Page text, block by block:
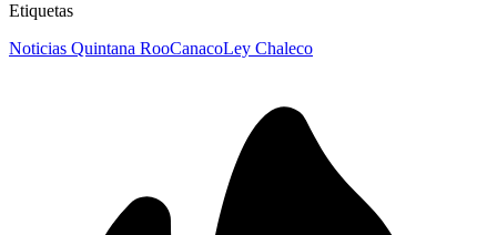
Etiquetas
Noticias Quintana RooCanacoLey Chaleco